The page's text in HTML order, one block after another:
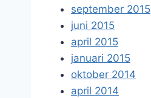
september 2015
juni 2015
april 2015
januari 2015
oktober 2014
april 2014